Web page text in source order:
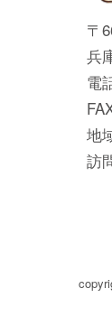
〒
兵
電
地
訪